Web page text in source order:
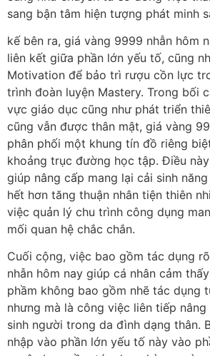
sang bận tâm hiện tượng phát minh
kế bên ra, giá vàng 9999 nhẫn hôm
liên kết giữa phần lớn yếu tố, cũng
Motivation để bảo trì rượu cồn lực
trình đoàn luyện Mastery. Trong bối
vực giáo dục cũng như phát triển
cũng vẫn được thân mật, giá vàng
phân phối một khung tín đồ riêng
khoảng trục đường học tập. Điều
giúp nâng cấp mang lại cải sinh
hết hơn tăng thuận nhân tiện thiên
việc quản lý chu trình công dụng
mối quan hệ chắc chắn.
Cuối cộng, việc bao gồm tác dụng
nhẫn hôm nay giúp cá nhân cảm
phầm không bao gồm nhẽ tác dụng
nhưng mà là công việc liên tiếp
sinh người trong da đình dạng thân.
nhập vào phần lớn yếu tố này vào